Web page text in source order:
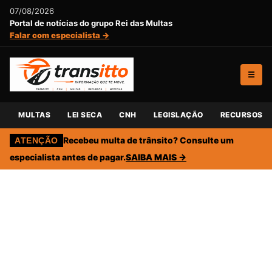
07/08/2026
Portal de notícias do grupo Rei das Multas
Falar com especialista →
☰
MULTAS LEI SECA CNH LEGISLAÇÃO RECURSOS
ATENÇÃO Recebeu multa de trânsito? Consulte um
especialista antes de pagar.SAIBA MAIS →